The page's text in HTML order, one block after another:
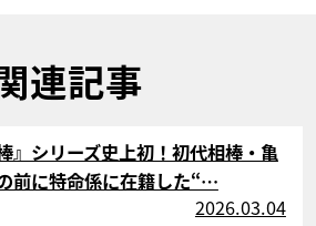
連記事
』シリーズ史上初！初代相棒・亀
前に特命係に在籍した“…
2026.03.04